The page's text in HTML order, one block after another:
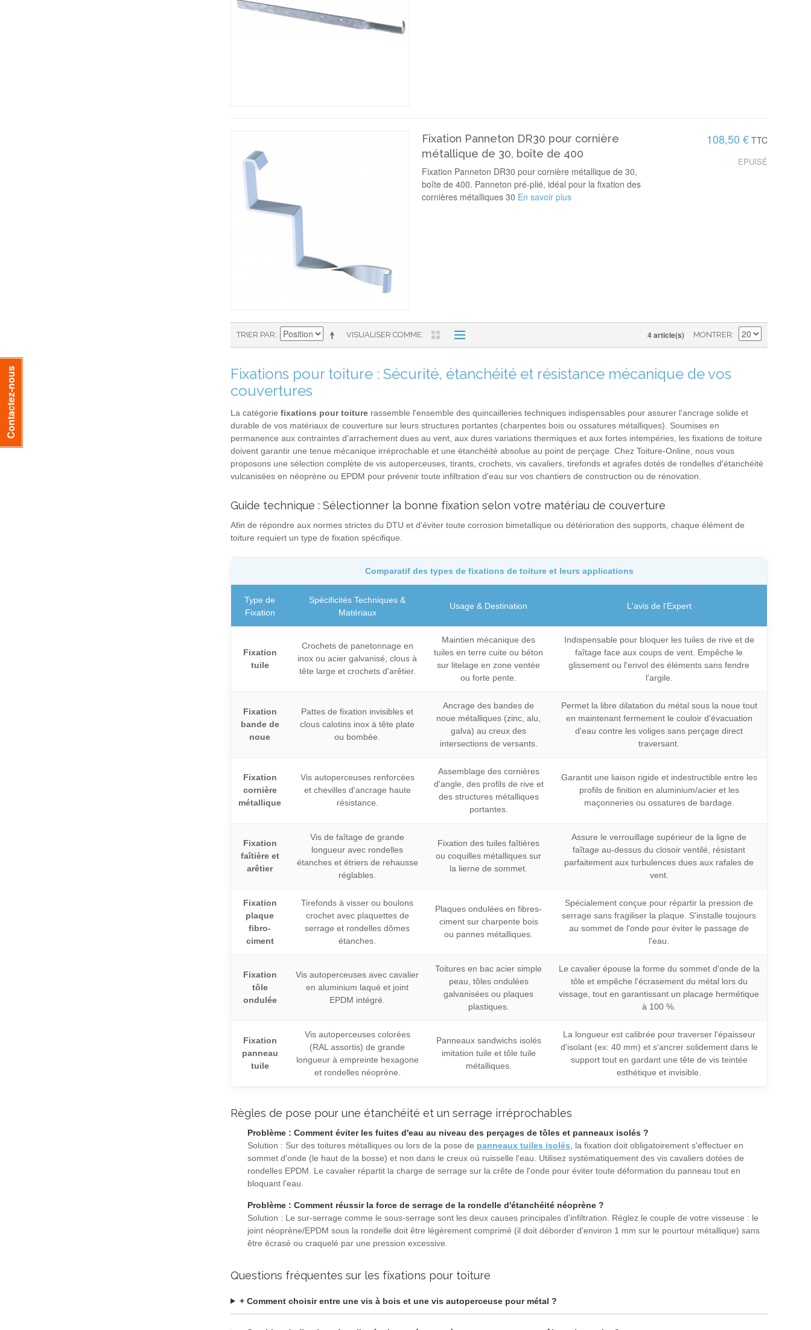
Fixation Panneton DR30 pour cornière
métallique de 30, boîte de 400
108,50 € TTC
EPUISÉ
Fixation Panneton DR30 pour cornière métallique de 30,
boîte de 400. Panneton pré-plié, idéal pour la fixation des
cornières métalliques 30 En savoir plus
VISUALISER COMME
TRIER PAR 4 article(s) MONTRER
Fixations pour toiture : Sécurité, étanchéité et résistance mécanique de vos
couvertures
La catégorie fixations pour toiture rassemble l'ensemble des quincailleries techniques indispensables pour assurer l'ancrage solide et
durable de vos matériaux de couverture sur leurs structures portantes (charpentes bois ou ossatures métalliques). Soumises en
permanence aux contraintes d'arrachement dues au vent, aux dures variations thermiques et aux fortes intempéries, les fixations de toiture
doivent garantir une tenue mécanique irréprochable et une étanchéité absolue au point de perçage. Chez Toiture-Online, nous vous
proposons une sélection complète de vis autoperceuses, tirants, crochets, vis cavaliers, tirefonds et agrafes dotés de rondelles d'étanchéité
vulcanisées en néoprène ou EPDM pour prévenir toute infiltration d'eau sur vos chantiers de construction ou de rénovation.
Guide technique : Sélectionner la bonne fixation selon votre matériau de couverture
Afin de répondre aux normes strictes du DTU et d'éviter toute corrosion bimetallique ou détérioration des supports, chaque élément de
toiture requiert un type de fixation spécifique.
Comparatif des types de fixations de toiture et leurs applications
Type de
Fixation
Spécificités Techniques &
Matériaux
Usage & Destination L'avis de l'Expert
Fixation
tuile
Crochets de panetonnage en
inox ou acier galvanisé, clous à
tête large et crochets d'arêtier.
Maintien mécanique des
tuiles en terre cuite ou béton
sur litelage en zone ventée
ou forte pente.
Indispensable pour bloquer les tuiles de rive et de
faîtage face aux coups de vent. Empêche le
glissement ou l'envol des éléments sans fendre
l'argile.
Fixation
bande de
noue
Pattes de fixation invisibles et
clous calotins inox à tête plate
ou bombée.
Ancrage des bandes de
noue métalliques (zinc, alu,
galva) au creux des
intersections de versants.
Permet la libre dilatation du métal sous la noue tout
en maintenant fermement le couloir d'évacuation
d'eau contre les voliges sans perçage direct
traversant.
Fixation
cornière
métallique
Vis autoperceuses renforcées
et chevilles d'ancrage haute
résistance.
Assemblage des cornières
d'angle, des profils de rive et
des structures métalliques
portantes.
Garantit une liaison rigide et indestructible entre les
profils de finition en aluminium/acier et les
maçonneries ou ossatures de bardage.
Fixation
faîtière et
arêtier
Vis de faîtage de grande
longueur avec rondelles
étanches et étriers de rehausse
réglables.
Fixation des tuiles faîtières
ou coquilles métalliques sur
la lierne de sommet.
Assure le verrouillage supérieur de la ligne de
faîtage au-dessus du closoir ventilé, résistant
parfaitement aux turbulences dues aux rafales de
vent.
Fixation
plaque
fibro-
ciment
Tirefonds à visser ou boulons
crochet avec plaquettes de
serrage et rondelles dômes
étanches.
Plaques ondulées en fibres-
ciment sur charpente bois
ou pannes métalliques.
Spécialement conçue pour répartir la pression de
serrage sans fragiliser la plaque. S'installe toujours
au sommet de l'onde pour éviter le passage de
l'eau.
Fixation
tôle
ondulée
Vis autoperceuses avec cavalier
en aluminium laqué et joint
EPDM intégré.
Toitures en bac acier simple
peau, tôles ondulées
galvanisées ou plaques
plastiques.
Le cavalier épouse la forme du sommet d'onde de la
tôle et empêche l'écrasement du métal lors du
vissage, tout en garantissant un placage hermétique
à 100 %.
Fixation
panneau
tuile
Vis autoperceuses colorées
(RAL assortis) de grande
longueur à empreinte hexagone
et rondelles néoprène.
Panneaux sandwichs isolés
imitation tuile et tôle tuile
métalliques.
La longueur est calibrée pour traverser l'épaisseur
d'isolant (ex: 40 mm) et s'ancrer solidement dans le
support tout en gardant une tête de vis teintée
esthétique et invisible.
Règles de pose pour une étanchéité et un serrage irréprochables
Problème : Comment éviter les fuites d'eau au niveau des perçages de tôles et panneaux isolés ?
Solution : Sur des toitures métalliques ou lors de la pose de panneaux tuiles isolés , la fixation doit obligatoirement s'effectuer en
sommet d'onde (le haut de la bosse) et non dans le creux où ruisselle l'eau. Utilisez systématiquement des vis cavaliers dotées de
rondelles EPDM. Le cavalier répartit la charge de serrage sur la crête de l'onde pour éviter toute déformation du panneau tout en
bloquant l'eau.
Problème : Comment réussir la force de serrage de la rondelle d'étanchéité néoprène ?
Solution : Le sur-serrage comme le sous-serrage sont les deux causes principales d'infiltration. Réglez le couple de votre visseuse : le
joint néoprène/EPDM sous la rondelle doit être légèrement comprimé (il doit déborder d'environ 1 mm sur le pourtour métallique) sans
être écrasé ou craquelé par une pression excessive.
Questions fréquentes sur les fixations pour toiture
+ Comment choisir entre une vis à bois et une vis autoperceuse pour métal ?
Contactez-nous